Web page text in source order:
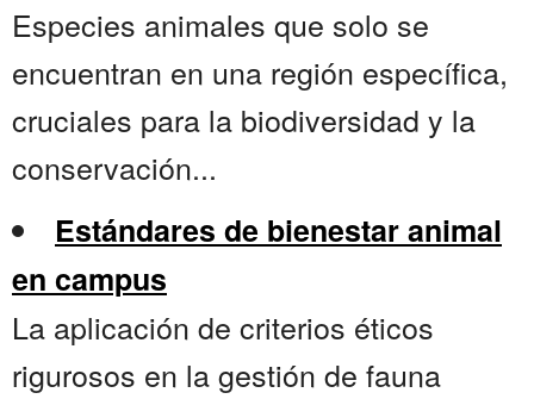
Especies animales que solo se
encuentran en una región específica,
cruciales para la biodiversidad y la
conservación...
Estándares de bienestar animal
en campus
La aplicación de criterios éticos
rigurosos en la gestión de fauna